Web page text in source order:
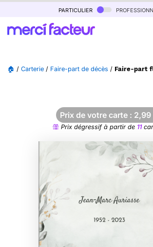
particulier
🏠 / Carterie / Faire-part de décès / Faire-part
Prix de votre carte : 2,99
Prix dégressif à partir de 11